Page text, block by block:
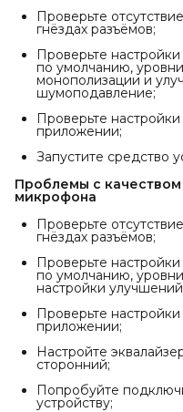
Проверьте
гнёздах разъёмов;
Проверьте
по умолчанию,
монополизации и
шумоподавление;
Проверьте
приложении;
Запустите средство
Проблемы с
микрофона
Проверьте
гнёздах разъёмов;
Проверьте
по умолчанию,
настройки улучшений
Проверьте
приложении;
Настройте
сторонний;
Попробуйте
устройству;